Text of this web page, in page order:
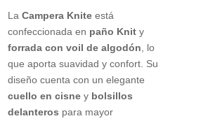
LaCampera Knite está
confeccionada en paño Knit y
forrada con voil de algodón , lo
que aporta suavidad y confort. Su
diseño cuenta con un elegante
cuello en cisne y bolsillos
delanteros para mayor